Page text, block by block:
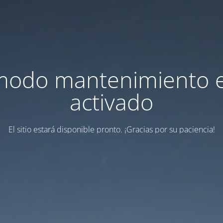
mantenimiento
activado
El sitio estará disponible pronto. ¡Gracias por su paciencia!